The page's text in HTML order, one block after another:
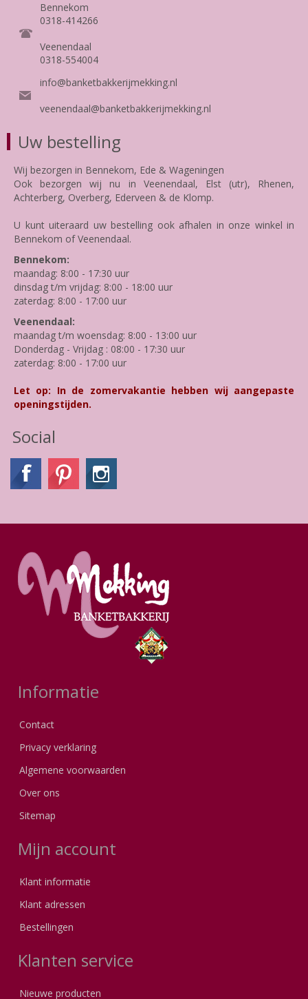
Bennekom
0318-414266
Veenendaal
0318-554004
info@banketbakkerijmekking.nl
veenendaal@banketbakkerijmekking.nl
Uw bestelling
Wij bezorgen in Bennekom, Ede & Wageningen
Ook bezorgen wij nu in Veenendaal, Elst (utr), Rhenen,
Achterberg, Overberg, Ederveen & de Klomp.
U kunt uiteraard uw bestelling ook afhalen in onze winkel in
Bennekom of Veenendaal.
Bennekom:
maandag: 8:00 - 17:30 uur
dinsdag t/m vrijdag: 8:00 - 18:00 uur
zaterdag: 8:00 - 17:00 uur
Veenendaal:
maandag t/m woensdag: 8:00 - 13:00 uur
Donderdag - Vrijdag : 08:00 - 17:30 uur
zaterdag: 8:00 - 17:00 uur
Let op: In de zomervakantie hebben wij aangepaste
openingstijden.
Social
Informatie
Contact
Privacy verklaring
Algemene voorwaarden
Over ons
Sitemap
Mijn account
Klant informatie
Klant adressen
Bestellingen
Klanten service
Nieuwe producten